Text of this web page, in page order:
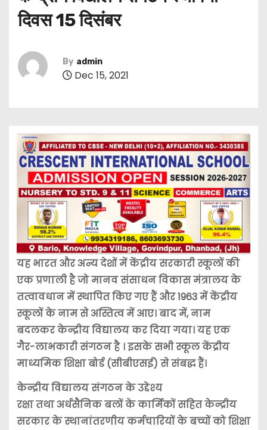
दिवस 15 दिसंबर
By admin
Dec 15, 2021
यह भारत और अन्य देशों में केंद्रीय सरकारी स्कूलों की
एक प्रणाली है जो मानव संसाधन विकास मंत्रालय के
तत्वावधान में स्थापित किए गए हैं और 1963 में केंद्रीय
स्कूलों के नाम से अस्तित्व में आए। बाद में, नाम
बदलकर केन्द्रीय विद्यालय कर दिया गया। यह एक
गैर-लाभकारी संगठन है । इसके सभी स्कूल केंद्रीय
माध्यमिक शिक्षा बोर्ड (सीबीएसई) से संबद्ध हैं।
केन्द्रीय विद्यालय संगठन के उद्देश्य
रक्षा तथा अर्धसैनिक बलों के कार्मिकों सहित केन्द्रीय
सरकार के स्थानांतरणीय कर्मचारियों के बच्चों को शिक्षा